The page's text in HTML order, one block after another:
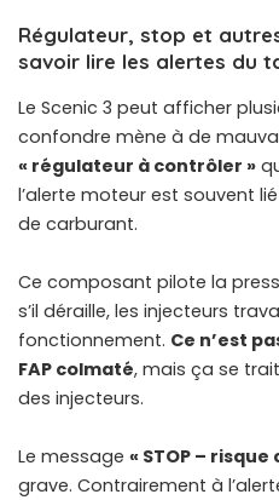
Régulateur, stop et
savoir lire les alertes du
Le Scenic 3 peut afficher
confondre mène à de
« régulateur à contrôler »
l’alerte moteur est souvent
de carburant.
Ce composant pilote la
s’il déraille, les injecteurs
fonctionnement. Ce n’est
FAP colmaté, mais ça se
des injecteurs.
Le message « STOP –
grave. Contrairement à